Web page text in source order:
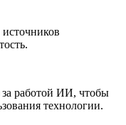
за работой ИИ, чтобы
технологии.